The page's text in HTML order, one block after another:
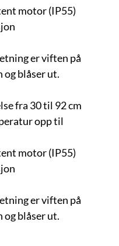
motor (IP55)
er viften på
og blåser ut.
fra 30 til 92 cm
opp til
motor (IP55)
er viften på
og blåser ut.